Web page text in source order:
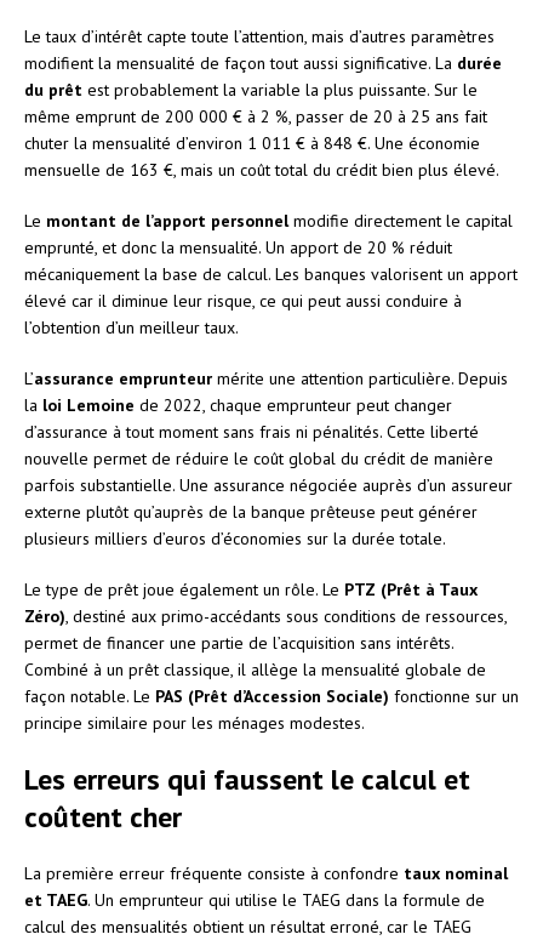
Le taux d’intérêt capte toute l’attention, mais d’autres paramètres
modifient la mensualité de façon tout aussi significative. La durée
du prêt est probablement la variable la plus puissante. Sur le
même emprunt de 200 000 € à 2 %, passer de 20 à 25 ans fait
chuter la mensualité d’environ 1 011 € à 848 €. Une économie
mensuelle de 163 €, mais un coût total du crédit bien plus élevé.
Le montant de l’apport personnelmodifie directement le capital
emprunté, et donc la mensualité. Un apport de 20 % réduit
mécaniquement la base de calcul. Les banques valorisent un apport
élevé car il diminue leur risque, ce qui peut aussi conduire à
l’obtention d’un meilleur taux.
L’assurance emprunteur mérite une attention particulière. Depuis
la loi Lemoine de 2022, chaque emprunteur peut changer
d’assurance à tout moment sans frais ni pénalités. Cette liberté
nouvelle permet de réduire le coût global du crédit de manière
parfois substantielle. Une assurance négociée auprès d’un assureur
externe plutôt qu’auprès de la banque prêteuse peut générer
plusieurs milliers d’euros d’économies sur la durée totale.
Le type de prêt joue également un rôle. Le PTZ (Prêt à Taux
Zéro) , destiné aux primo-accédants sous conditions de ressources,
permet de financer une partie de l’acquisition sans intérêts.
Combiné à un prêt classique, il allège la mensualité globale de
façon notable. Le PAS (Prêt d’Accession Sociale) fonctionne sur un
principe similaire pour les ménages modestes.
Les erreurs qui faussent le calcul et
coûtent cher
La première erreur fréquente consiste à confondre taux nominal
et TAEG. Un emprunteur qui utilise le TAEG dans la formule de
calcul des mensualités obtient un résultat erroné, car le TAEG